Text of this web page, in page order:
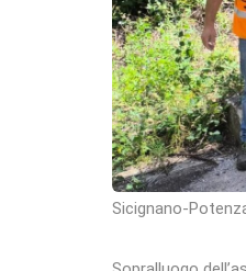
Sicignano-